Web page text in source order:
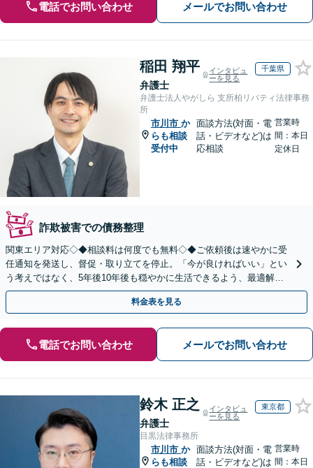
電話でお問い合わせ メールでお問い合わせ
稲田 翔平
弁護士
インタビュ
ーを見る
千葉県
弁護士法人やがしら 支所柏リバティ法律事務
所
市川市 か
らも相談
受付中
面談方法(対面・電
話・ビデオなど)は
応相談
営業時
間：本日
定休日
詐欺被害での債務整理
関東エリア対応◇◆相談料は何度でも無料◇◆ご依頼後は速やかに受
任通知を発送し、督促・取り立てを停止。「今が良ければいい」とい
う考えではなく、5年後10年後も穏やかに生活できるよう、最適解を
ご提案。借金問題は一人で抱え込まずご相談ください。
料金表を見る
電話でお問い合わせ メールでお問い合わせ
鈴木 正之
弁護士
インタビュ
ーを見る
東京都
目黒法律事務所
市川市 か
らも相談
面談方法(対面・電
話・ビデオなど)は
営業時
間：本日